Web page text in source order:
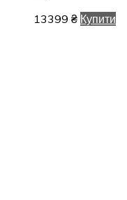
13399 ₴ Купити